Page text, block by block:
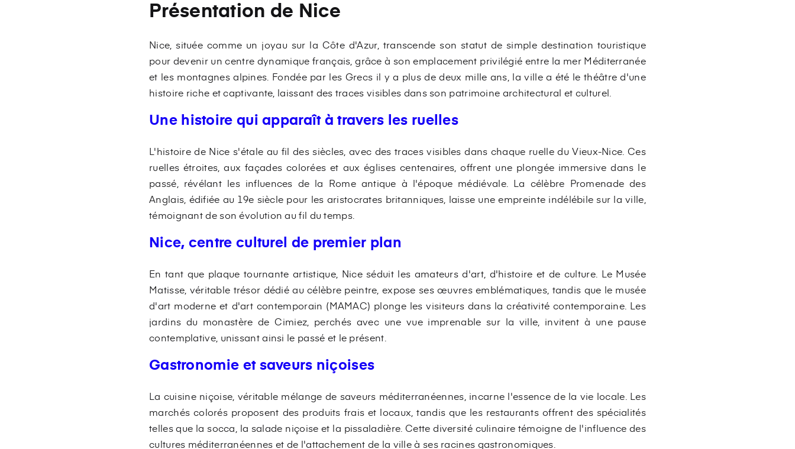
Présentation de Nice
Nice, située comme un joyau sur la Côte d'Azur, transcende son statut de simple destination touristique
pour devenir un centre dynamique français, grâce à son emplacement privilégié entre la mer Méditerranée
et les montagnes alpines. Fondée par les Grecs il y a plus de deux mille ans, la ville a été le théâtre d'une
histoire riche et captivante, laissant des traces visibles dans son patrimoine architectural et culturel.
Une histoire qui apparaît à travers les ruelles
L'histoire de Nice s'étale au fil des siècles, avec des traces visibles dans chaque ruelle du Vieux-Nice. Ces
ruelles étroites, aux façades colorées et aux églises centenaires, offrent une plongée immersive dans le
passé, révélant les influences de la Rome antique à l'époque médiévale. La célèbre Promenade des
Anglais, édifiée au 19e siècle pour les aristocrates britanniques, laisse une empreinte indélébile sur la ville,
témoignant de son évolution au fil du temps.
Nice, centre culturel de premier plan
En tant que plaque tournante artistique, Nice séduit les amateurs d'art, d'histoire et de culture. Le Musée
Matisse, véritable trésor dédié au célèbre peintre, expose ses œuvres emblématiques, tandis que le musée
d'art moderne et d'art contemporain (MAMAC) plonge les visiteurs dans la créativité contemporaine. Les
jardins du monastère de Cimiez, perchés avec une vue imprenable sur la ville, invitent à une pause
contemplative, unissant ainsi le passé et le présent.
Gastronomie et saveurs niçoises
La cuisine niçoise, véritable mélange de saveurs méditerranéennes, incarne l'essence de la vie locale. Les
marchés colorés proposent des produits frais et locaux, tandis que les restaurants offrent des spécialités
telles que la socca, la salade niçoise et la pissaladière. Cette diversité culinaire témoigne de l'influence des
cultures méditerranéennes et de l'attachement de la ville à ses racines gastronomiques.